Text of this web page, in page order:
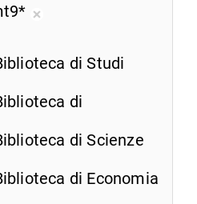
corrente
ricercadi Studi
di
di Scienze
di Economia